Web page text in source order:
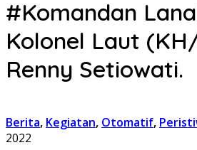
#Komandan
Kolonel Laut
Renny Setiowati.
Berita, Kegiatan, Otomatif,
2022